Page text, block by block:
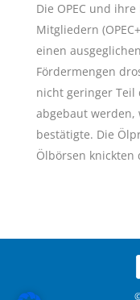
Die OPEC und
Mitgliedern
einen
Fördermengen
nicht geringer Teil
abgebaut werden,
bestätigte. Die
Ölbörsen